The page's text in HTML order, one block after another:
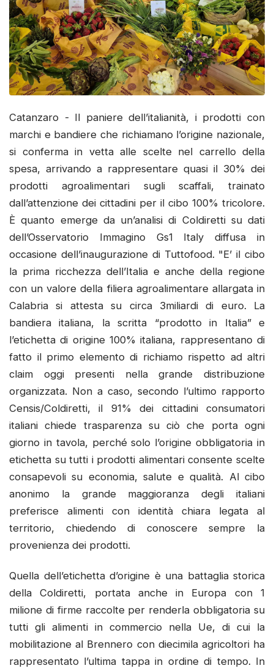
Catanzaro - Il paniere dell’italianità, i prodotti con
marchi e bandiere che richiamano l’origine nazionale,
si conferma in vetta alle scelte nel carrello della
spesa, arrivando a rappresentare quasi il 30% dei
prodotti agroalimentari sugli scaffali, trainato
dall’attenzione dei cittadini per il cibo 100% tricolore.
È quanto emerge da un’analisi di Coldiretti su dati
dell’Osservatorio Immagino Gs1 Italy diffusa in
occasione dell’inaugurazione di Tuttofood. "E’ il cibo
la prima ricchezza dell’Italia e anche della regione
con un valore della filiera agroalimentare allargata in
Calabria si attesta su circa 3miliardi di euro. La
bandiera italiana, la scritta “prodotto in Italia” e
l’etichetta di origine 100% italiana, rappresentano di
fatto il primo elemento di richiamo rispetto ad altri
claim oggi presenti nella grande distribuzione
organizzata. Non a caso, secondo l’ultimo rapporto
Censis/Coldiretti, il 91% dei cittadini consumatori
italiani chiede trasparenza su ciò che porta ogni
giorno in tavola, perché solo l’origine obbligatoria in
etichetta su tutti i prodotti alimentari consente scelte
consapevoli su economia, salute e qualità. Al cibo
anonimo la grande maggioranza degli italiani
preferisce alimenti con identità chiara legata al
territorio, chiedendo di conoscere sempre la
provenienza dei prodotti.
Quella dell’etichetta d’origine è una battaglia storica
della Coldiretti, portata anche in Europa con 1
milione di firme raccolte per renderla obbligatoria su
tutti gli alimenti in commercio nella Ue, di cui la
mobilitazione al Brennero con diecimila agricoltori ha
rappresentato l’ultima tappa in ordine di tempo. In